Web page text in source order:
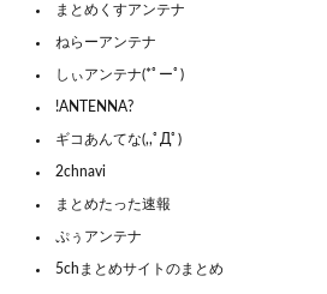
まとめくすアンテナ
ねらーアンテナ
しぃアンテナ(*ﾟーﾟ)
!ANTENNA?
ギコあんてな(,,ﾟДﾟ)
2chnavi
まとめたった速報
ぷぅアンテナ
5chまとめサイトのまとめ